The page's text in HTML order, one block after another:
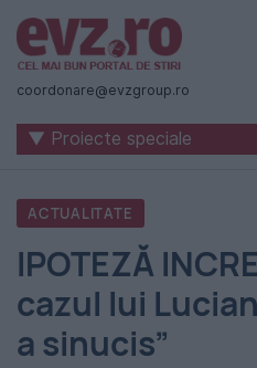
Știri
naționale
internaționale
România
Evenimentul
Zilei
coordonare@evzgroup.ro
▼ Proiecte speciale
ACTUALITATE
IPOTEZĂ
cazul lui
a sinucis”